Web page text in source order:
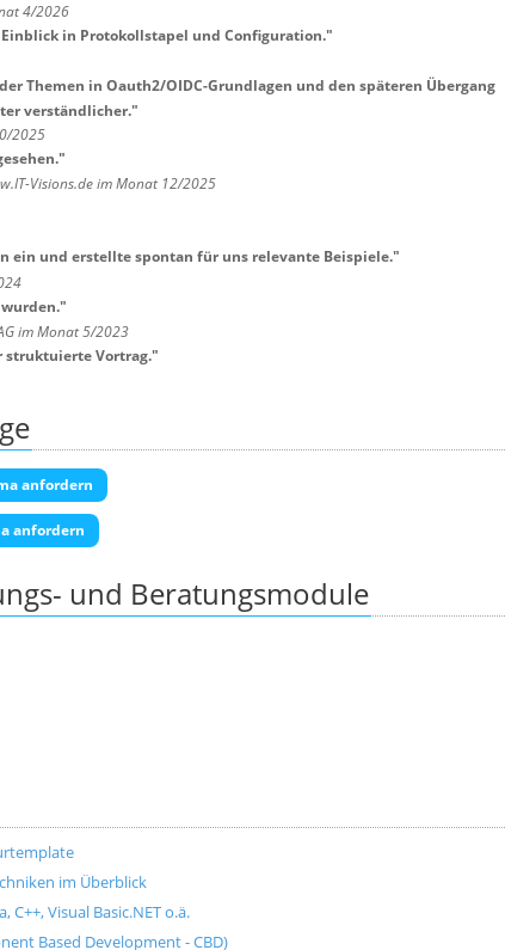
4/2026
in Protokollstapel und Configuration."
Themen in Oauth2/OIDC-Grundlagen und den späteren Übergang
verständlicher."
2025
"
Visions.de im Monat 12/2025
ein und erstellte spontan für uns relevante Beispiele."
"
im Monat 5/2023
struktuierte Vortrag."
anfordern
anfordern
und Beratungsmodule
im Überblick
Visual Basic.NET o.ä.
Based Development - CBD)